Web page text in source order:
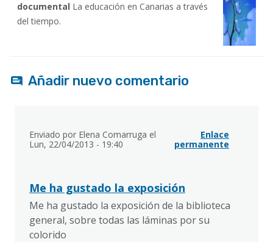
documental La educación en Canarias a través
del tiempo.
Añadir nuevo comentario
Enviado por Elena Comarruga el
Lun, 22/04/2013 - 19:40
Enlace
permanente
Me ha gustado la exposición
Me ha gustado la exposición de la biblioteca
general, sobre todas las láminas por su
colorido